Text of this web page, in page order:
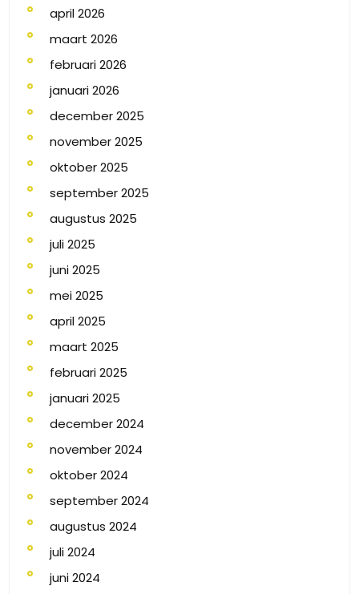
april 2026
maart 2026
februari 2026
januari 2026
december 2025
november 2025
oktober 2025
september 2025
augustus 2025
juli 2025
juni 2025
mei 2025
april 2025
maart 2025
februari 2025
januari 2025
december 2024
november 2024
oktober 2024
september 2024
augustus 2024
juli 2024
juni 2024